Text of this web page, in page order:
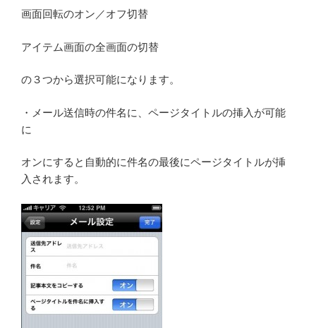
画面回転のオン／オフ切替
アイテム画面の全画面の切替
の３つから選択可能になります。
・メール送信時の件名に、ページタイトルの挿入が可能
に
オンにすると自動的に件名の最後にページタイトルが挿
入されます。